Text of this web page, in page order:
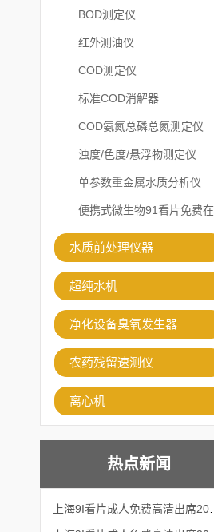
BOD测定仪
红外测油仪
COD测定仪
标准COD消解器
COD氨氮总磷总氮测定仪
浊度/色度/悬浮物测定仪
单参数重金属水质分析仪
便携式微生物91看片免费在
线观看
水质前处理仪器
超纯水机
净化设备臭氧发生器
农药残留速测仪
离心机
热点新闻